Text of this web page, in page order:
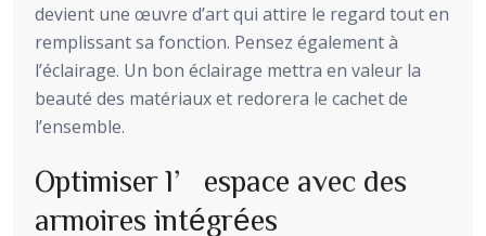
devient une œuvre d’art qui attire le regard tout en
remplissant sa fonction. Pensez également à
l’éclairage. Un bon éclairage mettra en valeur la
beauté des matériaux et redorera le cachet de
l’ensemble.
Optimiser l’espace avec des
armoires intégrées